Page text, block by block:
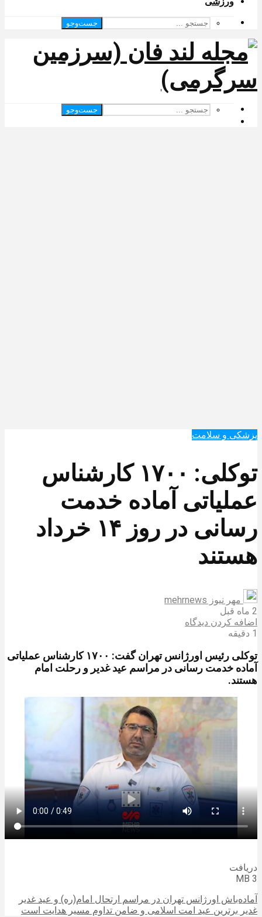
جست‌وجو
جست‌وجو
پزشکی و سلامت
توکلی: ۱۷۰۰ کارشناس
عملیاتی آماده خدمت
رسانی در روز ۱۴ خرداد
هستند
مهر نیوز mehrnews
2 ماه قبل
اضافه کردن دیدگاه
1 دقیقه
توکلی رئیس اورژانس تهران گفت: ۱۷۰۰ کارشناس عملیاتی
آماده خدمت رسانی در مراسم عید غدیر و رحلت امام
هستند.
دریافت
3 MB
آماده‌باش اورژانس تهران در مراسم ارتحال امام(ره) و عید غدیر
غدیر برترین عید امت اسلامی و ضامن تداوم مسیر هدایت است